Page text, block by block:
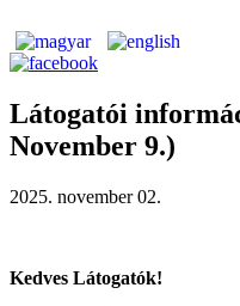
Látogatói
November 9.)
2025. november 02.
Kedves Látogatók!